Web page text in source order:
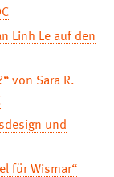
Linh Le auf den
von Sara R.
und
für Wismar“